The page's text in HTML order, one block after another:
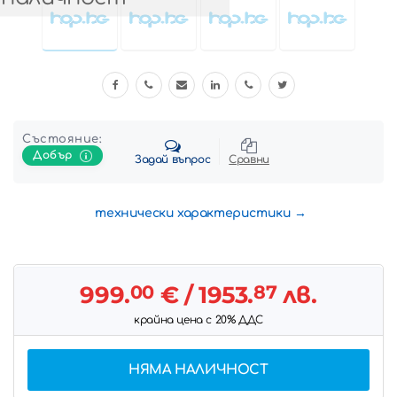
Състояние:
Добър
Задай въпрос Сравни
технически характеристики
999.00€/ 1953.87лв.
крайна цена с 20% ДДС
НЯМА НАЛИЧНОСТ